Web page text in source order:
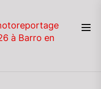
à Barro en